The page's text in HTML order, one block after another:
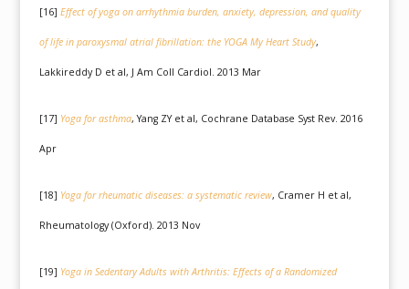
[16] Effect ofyogaon arrhythmia burden, anxiety, depression, and quality
of life in paroxysmal atrial fibrillation: the YOGAMy Heart Study,
Lakkireddy D et al, J Am Coll Cardiol. 2013 Mar
[17] Yogafor asthma, Yang ZY et al, Cochrane Database Syst Rev. 2016
Apr
[18] Yogafor rheumatic diseases: a systematic review, Cramer H et al,
Rheumatology (Oxford). 2013 Nov
[19] Yogain Sedentary Adults with Arthritis: Effects of a Randomized